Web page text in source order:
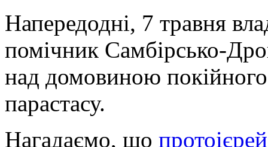
Напередодні, 7 травня
помічник Самбірсько-
над домовиною
парастасу.
Нагадаємо, що